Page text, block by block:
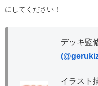
にしてください！
デッキ監
イラスト